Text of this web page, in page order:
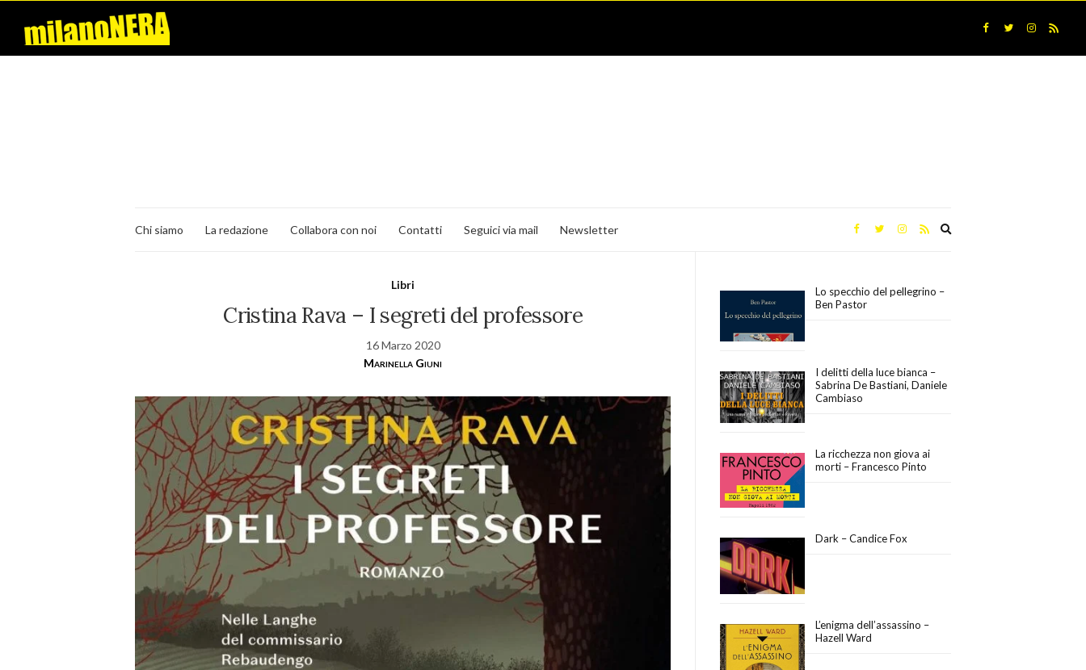
Chi siamo La redazione Collabora con noi Contatti Seguici via mail Newsletter
Libri
Cristina Rava – I segreti del professore
16 Marzo 2020
Marinella Giuni
Lo specchio del pellegrino –
Ben Pastor
I delitti della luce bianca –
Sabrina De Bastiani, Daniele
Cambiaso
La ricchezza non giova ai
morti – Francesco Pinto
Dark – Candice Fox
L’enigma dell’assassino –
Hazell Ward